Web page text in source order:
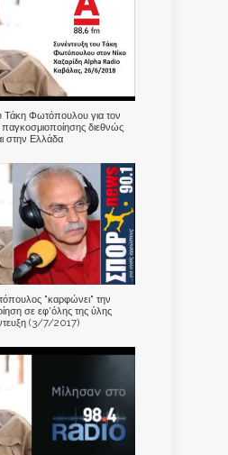
Τάκη Φωτόπουλου για τον
διεθνώς
στην Ελλάδα
"καρφώνει" την
σε εφ'όλης της ύλης
(3/7/2017)